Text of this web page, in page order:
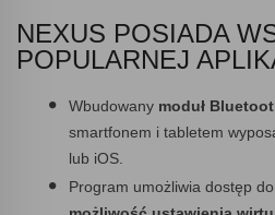
NEXUS POSIADA
POPULARNEJ
Wbudowany moduł
smartfonem i tabletem
lub iOS.
Program umożliwia dostęp do